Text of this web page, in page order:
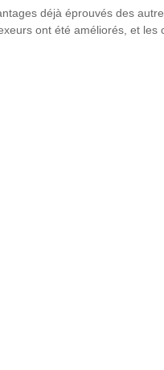
déjà éprouvés des
ont été améliorés, et les